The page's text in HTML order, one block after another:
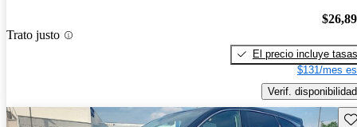
Trato justo
El precio incluye tasas
$131/mes
Verif. disponibilidad